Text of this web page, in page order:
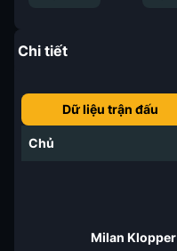
Chi tiết
Dữ liệu trận đấu
Chủ
Milan Klopper